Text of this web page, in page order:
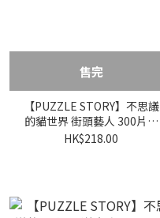
售完
【PUZZLE STORY】不思議
的貓世界 街頭藝人 300片拼
圖
HK$218.00